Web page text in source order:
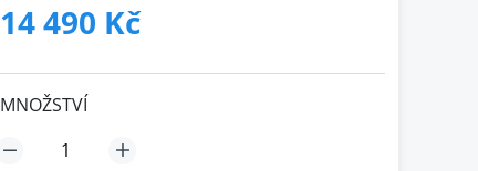
14 490 Kč
MNOŽSTVÍ